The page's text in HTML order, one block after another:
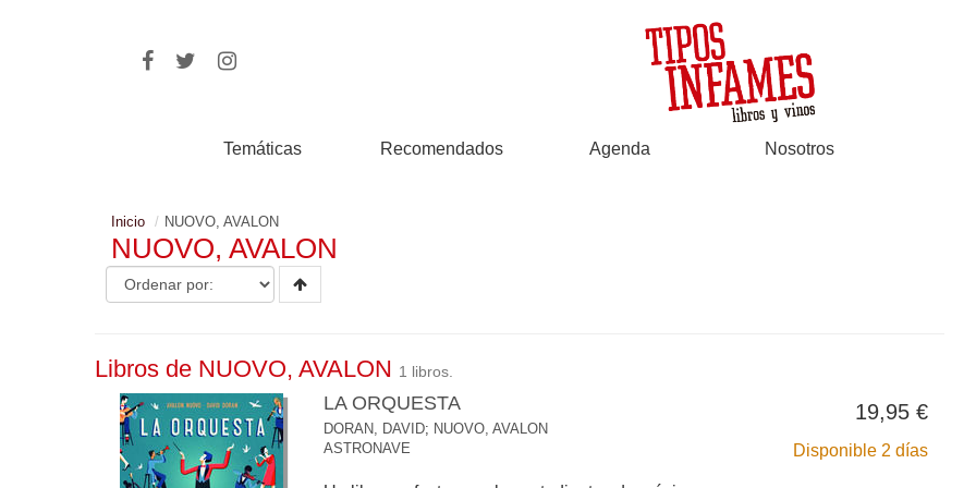
Temáticas Recomendados Agenda Nosotros
Inicio NUOVO, AVALON
NUOVO, AVALON
Libros de NUOVO, AVALON 1 libros.
LA ORQUESTA
DORAN, DAVID; NUOVO, AVALON
ASTRONAVE
19,95 €
Disponible 2 días